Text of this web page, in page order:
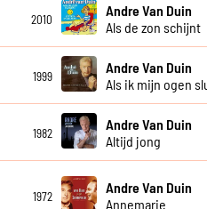
2010
Andre Van Duin
Als de zon schijnt
1999
Andre Van Duin
Als ik mijn ogen
1982
Andre Van Duin
Altijd jong
1972
Andre Van Duin
Annemarie